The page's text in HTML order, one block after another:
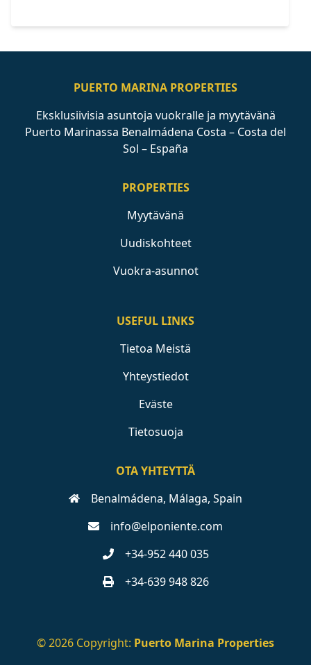
PUERTO MARINA PROPERTIES
Eksklusiivisia asuntoja vuokralle ja myytävänä
Puerto Marinassa Benalmádena Costa – Costa del
Sol – España
PROPERTIES
Myytävänä
Uudiskohteet
Vuokra-asunnot
USEFUL LINKS
Tietoa Meistä
Yhteystiedot
Eväste
Tietosuoja
OTA YHTEYTTÄ
Benalmádena, Málaga, Spain
info@elponiente.com
+34-952 440 035
+34-639 948 826
© 2026 Copyright: Puerto Marina Properties